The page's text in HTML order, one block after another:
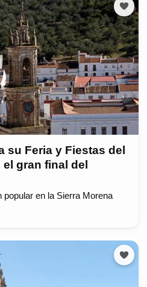
su Feria y Fiestas del
el gran final del
en la Sierra Morena